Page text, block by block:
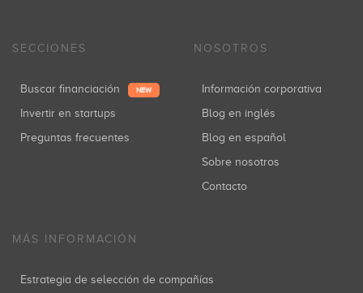
SECCIONES
Buscar financiación NEW
Invertir en startups
Preguntas frecuentes
NOSOTROS
Información corporativa
Blog en inglés
Blog en español
Sobre nosotros
Contacto
MÁS INFORMACIÓN
Estrategia de selección de compañías